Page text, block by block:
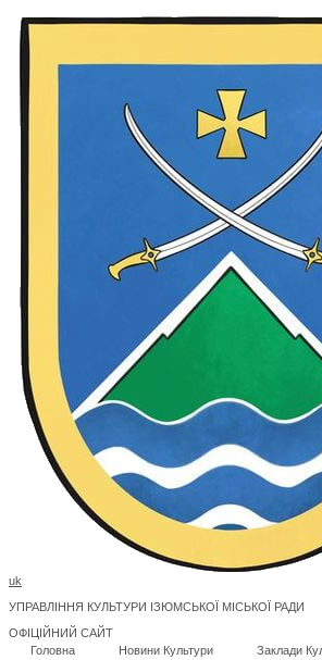
uk
УПРАВЛІННЯ КУЛЬТУРИ ІЗЮМСЬКОЇ МІСЬКОЇ РАДИ
ОФІЦІЙНИЙ САЙТ
Головна
Новини Культури Заклади